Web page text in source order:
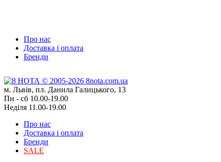
Про нас
Доставка і оплата
Бренди
м. Львів, пл. Данила Галицького, 13
Пн - сб 10.00-19.00
Неділя 11.00-19.00
Про нас
Доставка і оплата
Бренди
SALE